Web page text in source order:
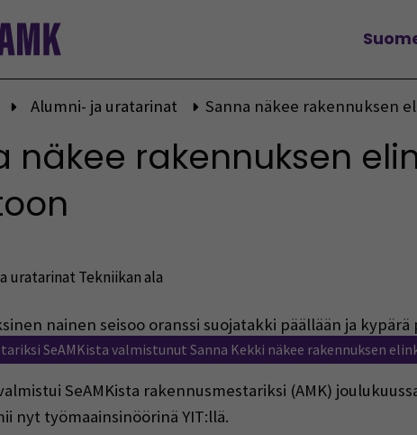
Vaihda
Alumni- ja uratarinat Sanna näkee rakennuksen
näkee rakennuksen
uratarinat Tekniikan ala
SeAMKista valmistunut Sanna Kekki näkee rakennuksen
SeAMKista rakennusmestariksi (AMK)
nyt työmaainsinöörinä YIT:llä.